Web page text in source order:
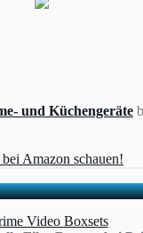
und Küchengeräte